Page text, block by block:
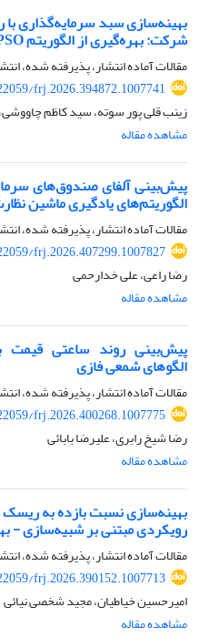
بهینه‌سازی سبد سرمایه‌گذاری
شرکت: بهره‌گیری از الگوریتم PSO در بورس اوراق بهادار تهران
مقالات آماده انتشار، پذیرفته شده،
frj.2026.394872.1007741
زینب قلی پور سوته، سید کاظم
مشاهده مقاله
پیش‌بینی آلفای صندوق‌های
الگوریتم‌های یادگیری ماشین
مقالات آماده انتشار، پذیرفته شده،
frj.2026.407299.1007827
رضا راعی، علی خدارحمی
مشاهده مقاله
پیش‌بینی روند ساعتی قیمت
الگوهای شمعی فازی
مقالات آماده انتشار، پذیرفته شده،
frj.2026.400268.1007775
رضا شیخ رابری، علیرضا بابائی
مشاهده مقاله
بهینه‌سازی نسبت بازده به ریسک
رویکردی مبتنی بر شبیه‌سازی -
مقالات آماده انتشار، پذیرفته شده،
frj.2026.390152.1007713
امیرحسین خیاطیان، مجید شخصی نیائی
مشاهده مقاله